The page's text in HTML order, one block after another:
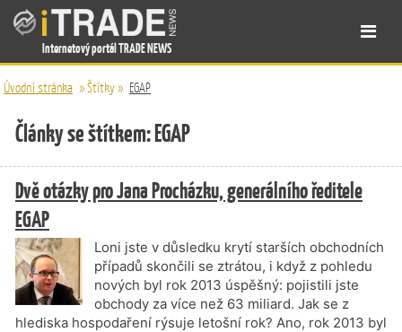
Internetový portál TRADE NEWS
Úvodní stránka »Štítky» EGAP
Články se štítkem: EGAP
Dvě otázky pro Jana Procházku, generálního ředitele
EGAP
Loni jste v důsledku krytí starších obchodních
případů skončili se ztrátou, i když z pohledu
nových byl rok 2013 úspěšný: pojistili jste
obchody za více než 63 miliard. Jak se z
hlediska hospodaření rýsuje letošní rok? Ano, rok 2013 byl